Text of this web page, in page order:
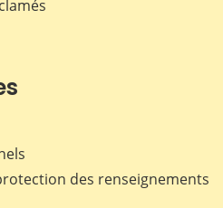
des renseignements